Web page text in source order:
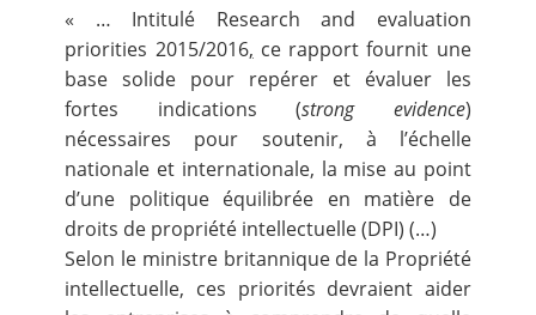
« … Intitulé Research and evaluation
priorities 2015/2016, ce rapport fournit une
base solide pour repérer et évaluer les
fortes indications (strong evidence)
nécessaires pour soutenir, à l’échelle
nationale et internationale, la mise au point
d’une politique équilibrée en matière de
droits de propriété intellectuelle (DPI) (…)
Selon le ministre britannique de la Propriété
intellectuelle, ces priorités devraient aider